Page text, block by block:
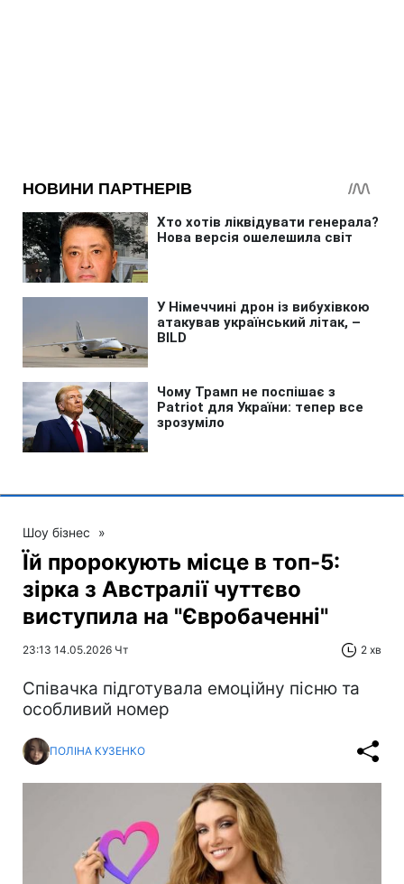
Шоу бізнес »
Їй пророкують місце в топ-5:
зірка з Австралії чуттєво
виступила на "Євробаченні"
23:13 14.05.2026 Чт 2 хв
Співачка підготувала емоційну пісню та
особливий номер
ПОЛІНА КУЗЕНКО